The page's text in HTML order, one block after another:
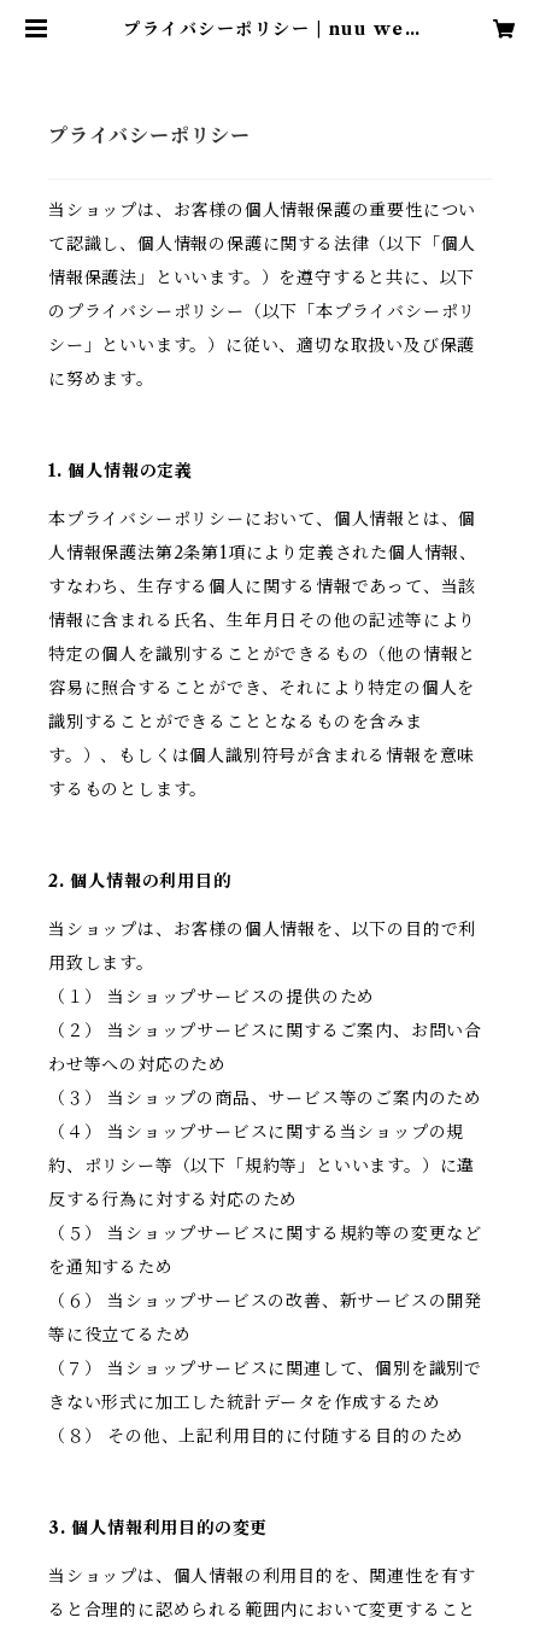
プライバシーポリシー | nuu web
プライバシーポリシー
当ショップは、お客様の個人情報保護の重要性につい
て認識し、個人情報の保護に関する法律（以下「個人
情報保護法」といいます。）を遵守すると共に、以下
のプライバシーポリシー（以下「本プライバシーポリ
シー」といいます。）に従い、適切な取扱い及び保護
に努めます。
1. 個人情報の定義
本プライバシーポリシーにおいて、個人情報とは、個
人情報保護法第2条第1項により定義された個人情報、
すなわち、生存する個人に関する情報であって、当該
情報に含まれる氏名、生年月日その他の記述等により
特定の個人を識別することができるもの（他の情報と
容易に照合することができ、それにより特定の個人を
識別することができることとなるものを含みま
す。）、もしくは個人識別符号が含まれる情報を意味
するものとします。
2. 個人情報の利用目的
当ショップは、お客様の個人情報を、以下の目的で利
用致します。
（１） 当ショップサービスの提供のため
（２） 当ショップサービスに関するご案内、お問い合
わせ等への対応のため
（３） 当ショップの商品、サービス等のご案内のため
（４） 当ショップサービスに関する当ショップの規
約、ポリシー等（以下「規約等」といいます。）に違
反する行為に対する対応のため
（５） 当ショップサービスに関する規約等の変更など
を通知するため
（６） 当ショップサービスの改善、新サービスの開発
等に役立てるため
（７） 当ショップサービスに関連して、個別を識別で
きない形式に加工した統計データを作成するため
（８） その他、上記利用目的に付随する目的のため
3. 個人情報利用目的の変更
当ショップは、個人情報の利用目的を、関連性を有す
ると合理的に認められる範囲内において変更すること